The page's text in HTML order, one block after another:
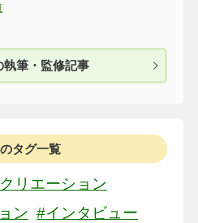
執筆・監修記事
タグ一覧
リエーション
ン #インタビュー